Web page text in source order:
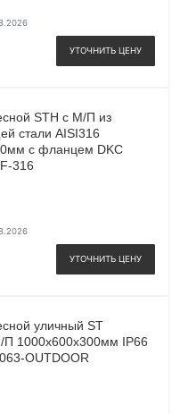
УТОЧНИТЬ ЦЕНУ
STH с М/П из
стали AISI316
с фланцем DKC
316
УТОЧНИТЬ ЦЕНУ
уличный ST
1000х600х300мм IP66
OUTDOOR